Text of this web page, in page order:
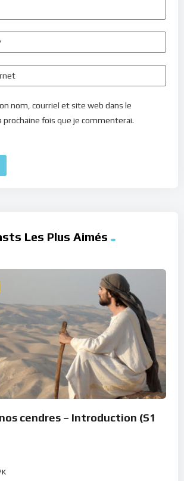
nom, courriel et site web dans le
prochaine fois que je commenterai.
Les Plus Aimés
cendres – Introduction (S1